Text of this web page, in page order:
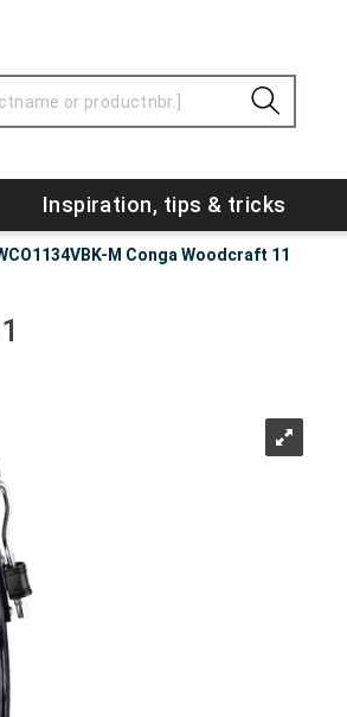
Inspiration, tips & tricks
M Conga Woodcraft 11